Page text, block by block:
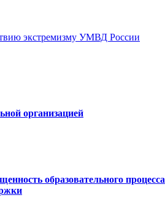
экстремизму УМВД России
организацией
образовательного процесса